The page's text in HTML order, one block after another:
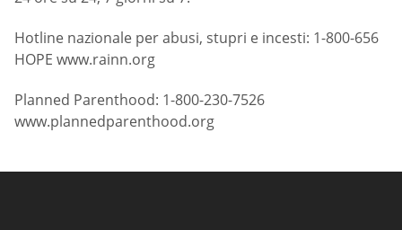
Hotline nazionale per abusi, stupri e incesti: 1-800-656
HOPE www.rainn.org
Planned Parenthood: 1-800-230-7526
www.plannedparenthood.org